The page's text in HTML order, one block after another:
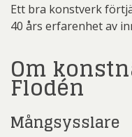
Ett bra konstverk
40 års erfarenhet av
Om
Flodén
Mångsysslare